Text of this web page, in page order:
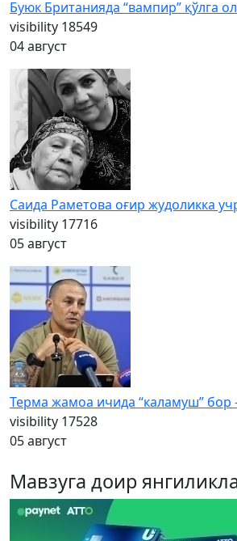
Буюк Британияда “вампир” қўлга
visibility 18549
04 август
Саида Раметова оғир жудоликка
visibility 17716
05 август
Терма жамоа ичида “каламуш” бор
visibility 17528
05 август
Мавзуга доир